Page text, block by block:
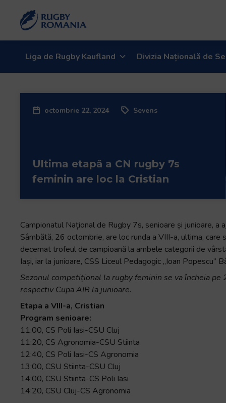
in
reader.
Accessibility
reader,
shortcut
screen
reader
navigate
interact
Liga de Rugby Kaufland Divizia Națională de
octombrie 22, 2024 Sevens
Ultima etapă a CN rugby 7s
feminin are loc la Cristian
Campionatul Național de Rugby 7s, senioare și junioare,
Sâmbătă, 26 octombrie, are loc runda a VIII-a, ultima,
decernat trofeul de campioană la ambele categorii de
Iași, iar la junioare, CSS Liceul Pedagogic „Ioan Popescu”
Sezonul competițional la rugby feminin se va încheia pe
respectiv Cupa AIR la junioare.
Etapa a VIII-a, Cristian
Program senioare:
11:00, CS Poli Iasi-CSU Cluj
11:20, CS Agronomia-CSU Stiinta
12:40, CS Poli Iasi-CS Agronomia
13:00, CSU Stiinta-CSU Cluj
14:00, CSU Stiinta-CS Poli Iasi
14:20, CSU Cluj-CS Agronomia